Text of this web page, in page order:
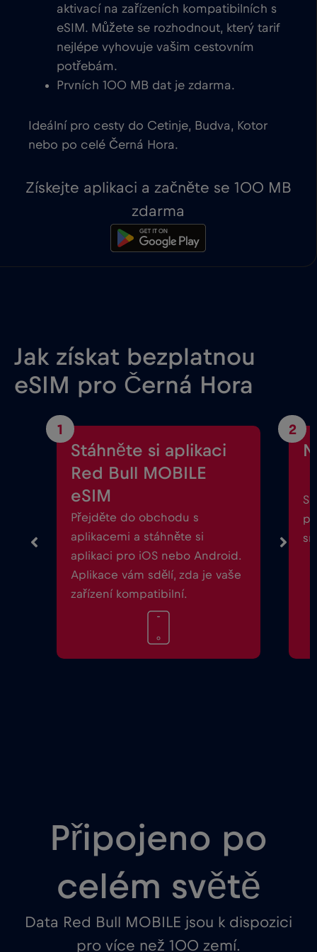
aktivací na zařízeních kompatibilních s
eSIM. Můžete se rozhodnout, který tarif
nejlépe vyhovuje vašim cestovním
potřebám.
Prvních 100 MB dat je zdarma.
Ideální pro cesty do Cetinje, Budva, Kotor
nebo po celé Černá Hora.
Získejte aplikaci a začněte se 100 MB
zdarma
Jak získat bezplatnou
eSIM pro Černá Hora
1
Stáhněte si aplikaci
Red Bull MOBILE
eSIM
Přejděte do obchodu s
aplikacemi a stáhněte si
aplikaci pro iOS nebo Android.
Aplikace vám sdělí, zda je vaše
zařízení kompatibilní.
2
Připojeno po
celém světě
Data Red Bull MOBILE jsou k dispozici
pro více než 100 zemí.